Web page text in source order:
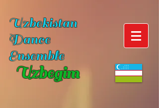
Uzbekistan
Dance
Ensemble
Uzbegim